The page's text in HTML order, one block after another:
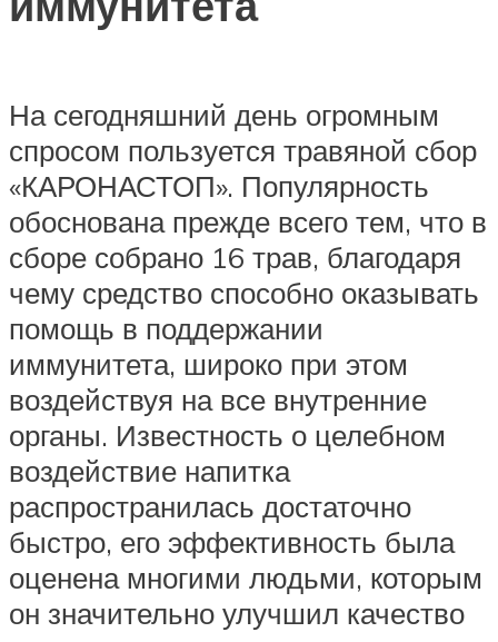
На сегодняшний день огромным
спросом пользуется травяной сбор
«КАРОНАСТОП». Популярность
обоснована прежде всего тем, что в
сборе собрано 16 трав, благодаря
чему средство способно оказывать
помощь в поддержании
иммунитета, широко при этом
воздействуя на все внутренние
органы. Известность о целебном
воздействие напитка
распространилась достаточно
быстро, его эффективность была
оценена многими людьми, которым
он значительно улучшил качество